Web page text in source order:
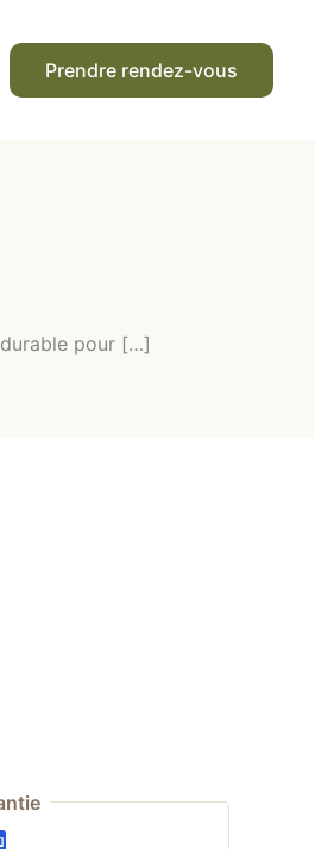
Prendre rendez-vous
pour […]